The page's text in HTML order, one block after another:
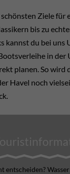
Ziele für
bis zu
kannst du bei uns
in der
planen. So wird
Havel noch
ent­scheiden?